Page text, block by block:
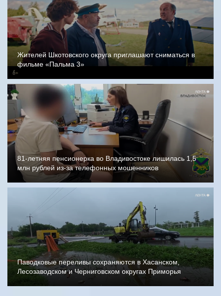
Жителей Шкотовского округа приглашают сниматься в
фильме «Пальма 3»
81-летняя пенсионерка во Владивостоке лишилась 1,5
млн рублей из-за телефонных мошенников
Паводковые переливы сохраняются в Хасанском,
Лесозаводском и Черниговском округах Приморья